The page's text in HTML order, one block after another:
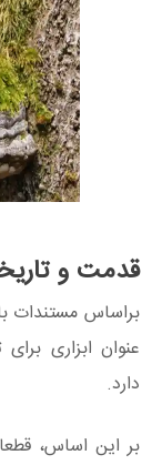
قدمت و
براساس مستندات
دارد.
بر این اساس،